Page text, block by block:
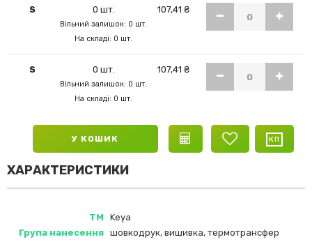
S 0 шт.
Вільний залишок: 0 шт.
На складі: 0 шт.
107,41 ₴
S 0 шт.
Вільний залишок: 0 шт.
На складі: 0 шт.
107,41 ₴
У КОШИК
ХАРАКТЕРИСТИКИ
ТМ
Keya
Група нанесення шовкодрук, вишивка, термотрансфер